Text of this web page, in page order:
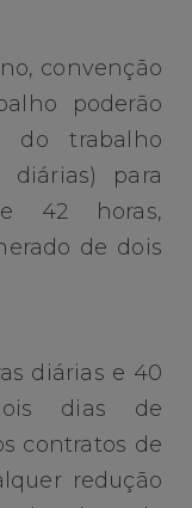
convenção
poderão
do trabalho
para
42 horas,
de dois
diárias e 40
dias de
contratos de
redução